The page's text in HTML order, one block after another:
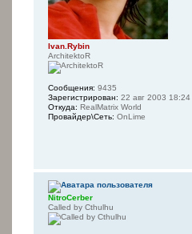
Ivan.Rybin
ArchitektoR
Сообщения: 9435
Зарегистрирован: 22 авг 2003 18:24
Откуда: RealMatrix World
Провайдер\Сеть: OnLime
NitroCerber
Called by Cthulhu